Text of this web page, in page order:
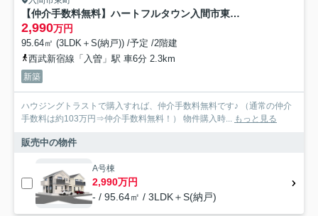
【仲介手数料無料】ハートフルタウン入間市東町 全2棟 A号棟
2,990万円
95.64㎡ (3LDK＋S(納戸)) /予定 /2階建
西武新宿線「入曽」駅 車6分 2.3km
新築
ハウジングトラストで購入すれば、仲介手数料無料です♪ （通常の仲介
手数料は約103万円⇒仲介手数料無料！） 物件購入時... もっと見る
販売中の物件
A号棟
2,990万円
- / 95.64㎡ / 3LDK＋S(納戸)